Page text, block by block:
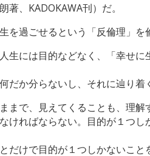
著、KADOKAWA刊）だ。
過ごせるという「反倫理」を
生には目的などなく、「幸せ
か分らないし、それに辿り着
で、見えてくることも、理解
ければならない。目的が１つ
だけで目的が１つしかないこ